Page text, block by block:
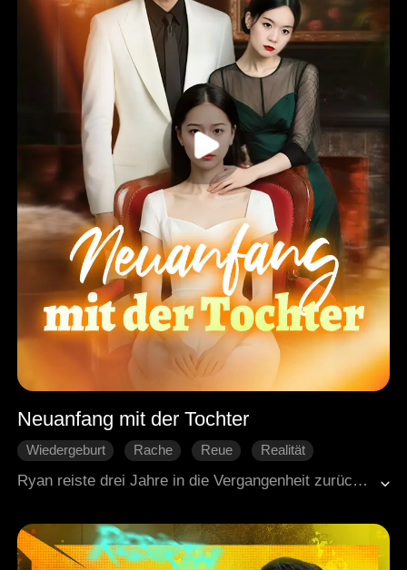
Neuanfang mit der Tochter
Wiedergeburt Rache Reue
Realität
Ryan reiste drei Jahre in die Vergangenheit zurück und beschloss, seine früheren Fehler wiedergutzumachen. Er gab sein Erbe an seine leibliche Tochter Rita zurück und entlarvte seine Adoptivtochter Selena öffentlich wegen ihres Mordversuchs und ihrer jahrelangen Grausamkeit. Doch seine Frau Lily stellte sich stur auf Selenas Seite. Bald kam die schockierende Wahrheit ans Licht. Selena war in Wirklichkeit Lilys heimliche Tochter von einem anderen Mann. Tief verletzt und enttäuscht ließ Ryan sich von Lily scheiden, nahm Rita mit sich und heiratete seine langjährige Verehrerin Haylee. Lilys Familie schlug alle Warnungen in den Wind und wurde schließlich von Selena ruiniert, die ihr gesamtes Vermögen verschwendete. Währenddessen begannen Ryan und Rita ein neues, friedliches Leben voller Liebe, Vertrauen und neuer Chancen.